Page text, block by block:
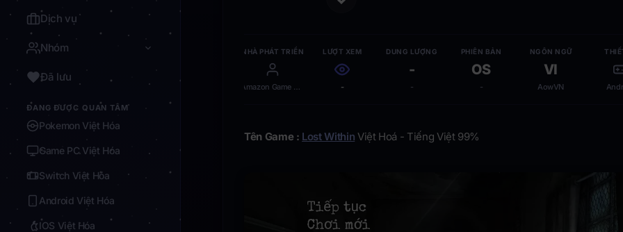
Dịch vụ
Nhóm
Đã lưu
ĐANG ĐƯỢC QUAN TÂM
Pokemon Việt Hóa
Game PC Việt Hóa
Switch Việt Hóa
Android Việt Hóa
IOS Việt Hóa
NHÀ PHÁT TRIỂN
Amazon Game Studio ( 10/10 về gameplay )
LƯỢT XEM
-
DUNG LƯỢNG
-
-
PHIÊN BẢN
OS
-
NGÔN NGỮ
VI
AowVN
Tên Game : Lost Within Việt Hoá - Tiếng Việt 99%